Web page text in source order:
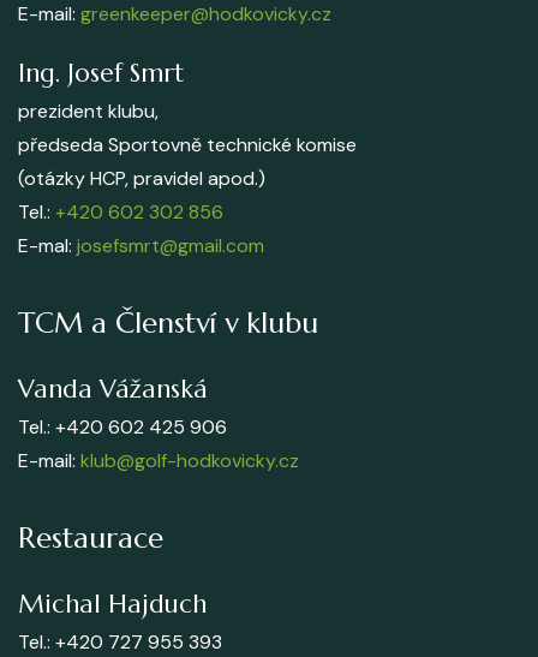
E-mail: greenkeeper@hodkovicky.cz
Ing. Josef Smrt
prezident klubu,
předseda Sportovně technické komise
(otázky HCP, pravidel apod.)
Tel.: +420 602 302 856
E-mal: josefsmrt@gmail.com
TCM a Členství v klubu
Vanda Vážanská
Tel.: +420 602 425 906
E-mail: klub@golf-hodkovicky.cz
Restaurace
Michal Hajduch
Tel.: +420 727 955 393